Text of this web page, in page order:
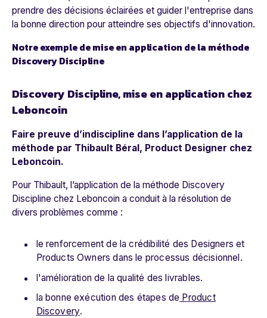
prendre des décisions éclairées et guider l'entreprise dans
la bonne direction pour atteindre ses objectifs d'innovation.
Notre exemple de mise en application de la méthode
Discovery Discipline
Discovery Discipline, mise en application chez
Leboncoin
Faire preuve d’indiscipline dans l’application de la
méthode par Thibault Béral, Product Designer chez
Leboncoin.
Pour Thibault, l’application de la méthode Discovery
Discipline chez Leboncoin a conduit à la résolution de
divers problèmes comme :
le renforcement de la crédibilité des Designers et
Products Owners dans le processus décisionnel.
l'amélioration de la qualité des livrables.
la bonne exécution des étapes de Product
Discovery.